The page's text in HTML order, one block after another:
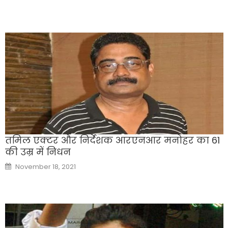
तमिल एक्टर और निर्देशक आरएनआर मनोहर का 61
की उम्र में निधन
Posted
on
November 18, 2021